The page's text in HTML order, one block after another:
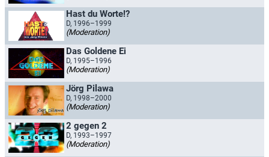
Hast du Worte!?
D, 1996–1999
(Moderation)
Das Goldene Ei
D, 1995–1996
(Moderation)
Jörg Pilawa
D, 1998–2000
(Moderation)
2 gegen 2
D, 1993–1997
(Moderation)